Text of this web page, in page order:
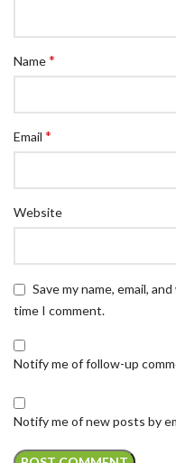
Name*
Email *
Website
Save my name, email,
time I comment.
Notify me of follow-up
Notify me of new posts by